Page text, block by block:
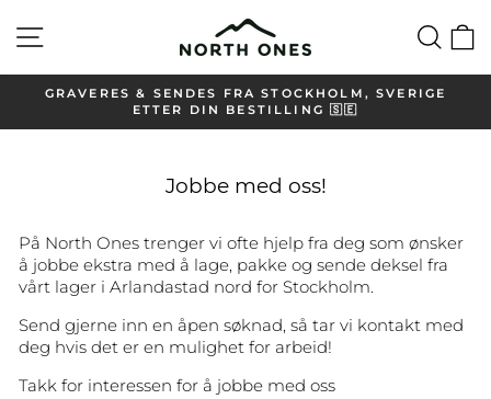
Oversikt på nettsiden Søk
Sett
pause
GRAVERES & SENDES FRA STOCKHOLM, SVERIGE
ETTER DIN BESTILLING 🇸🇪
Jobbe med oss!
På North Ones trenger vi ofte hjelp fra deg som ønsker
å jobbe ekstra med å lage, pakke og sende deksel fra
vårt lager i Arlandastad nord for Stockholm.
Send gjerne inn en åpen søknad, så tar vi kontakt med
deg hvis det er en mulighet for arbeid!
Takk for interessen for å jobbe med oss